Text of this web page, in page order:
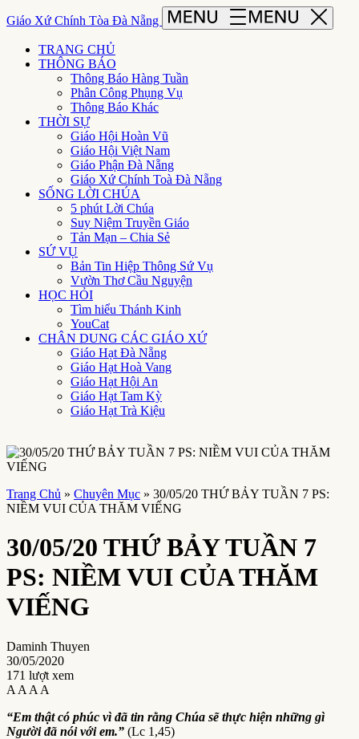
Giáo Xứ Chính Tòa Đà Nẵng
TRANG CHỦ
THÔNG BÁO
Thông Báo Hàng Tuần
Phân Công Phụng Vụ
Thông Báo Khác
THỜI SỰ
Giáo Hội Hoàn Vũ
Giáo Hội Việt Nam
Giáo Phận Đà Nẵng
Giáo Xứ Chính Toà Đà Nẵng
SỐNG LỜI CHÚA
5 phút Lời Chúa
Suy Niệm Truyền Giáo
Tản Mạn – Chia Sẻ
SỨ VỤ
Bản Tin Hiệp Thông Sứ Vụ
Vườn Thơ Cầu Nguyện
HỌC HỎI
Tìm hiểu Thánh Kinh
YouCat
CHÂN DUNG CÁC GIÁO XỨ
Giáo Hạt Đà Nẵng
Giáo Hạt Hoà Vang
Giáo Hạt Hội An
Giáo Hạt Tam Kỳ
Giáo Hạt Trà Kiệu
Trang Chủ » Chuyên Mục » 30/05/20 THỨ BẢY TUẦN 7 PS:
NIỀM VUI CỦA THĂM VIẾNG
30/05/20 THỨ BẢY TUẦN 7
PS: NIỀM VUI CỦA THĂM
VIẾNG
Daminh Thuyen
30/05/2020
171 lượt xem
A A A A
“Em thật có phúc vì đã tin rằng Chúa sẽ thực hiện những gì
Người đã nói với em.” (Lc 1,45)